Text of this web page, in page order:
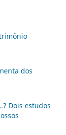
dos
Dois estudos